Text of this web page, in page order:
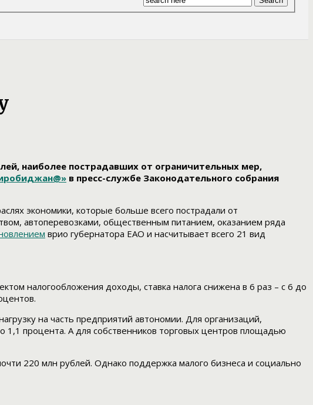
наиболее пострадавших от ограничительных мер,
в пресс-службе Законодательного собрания
экономики, которые больше всего пострадали от
автоперевозками, общественным питанием, оказанием ряда
врио губернатора ЕАО и насчитывает всего 21 вид
налогообложения доходы, ставка налога снижена в 6 раз – с 6 до
на часть предприятий автономии. Для организаций,
1,1 процента. А для собственников торговых центров площадью
220 млн рублей. Однако поддержка малого бизнеса и социально